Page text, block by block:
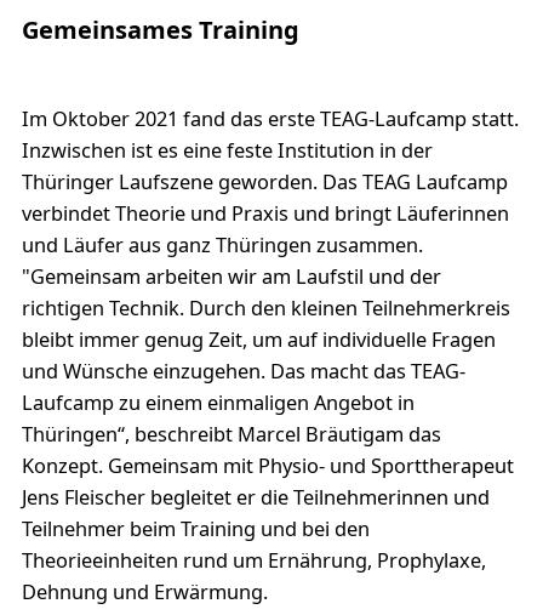
Gemeinsames Training
Im Oktober 2021 fand das erste TEAG-Laufcamp statt.
Inzwischen ist es eine feste Institution in der
Thüringer Laufszene geworden. Das TEAG Laufcamp
verbindet Theorie und Praxis und bringt Läuferinnen
und Läufer aus ganz Thüringen zusammen.
"Gemeinsam arbeiten wir am Laufstil und der
richtigen Technik. Durch den kleinen Teilnehmerkreis
bleibt immer genug Zeit, um auf individuelle Fragen
und Wünsche einzugehen. Das macht das TEAG-
Laufcamp zu einem einmaligen Angebot in
Thüringen“, beschreibt Marcel Bräutigam das
Konzept. Gemeinsam mit Physio- und Sporttherapeut
Jens Fleischer begleitet er die Teilnehmerinnen und
Teilnehmer beim Training und bei den
Theorieeinheiten rund um Ernährung, Prophylaxe,
Dehnung und Erwärmung.